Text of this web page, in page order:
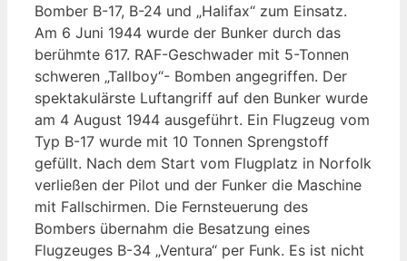
Bomber B-17, B-24 und „Halifax“ zum Einsatz.
Am 6 Juni 1944 wurde der Bunker durch das
berühmte 617. RAF-Geschwader mit 5-Tonnen
schweren „Tallboy“- Bomben angegriffen. Der
spektakulärste Luftangriff auf den Bunker wurde
am 4 August 1944 ausgeführt. Ein Flugzeug vom
Typ B-17 wurde mit 10 Tonnen Sprengstoff
gefüllt. Nach dem Start vom Flugplatz in Norfolk
verließen der Pilot und der Funker die Maschine
mit Fallschirmen. Die Fernsteuerung des
Bombers übernahm die Besatzung eines
Flugzeuges B-34 „Ventura“ per Funk. Es ist nicht